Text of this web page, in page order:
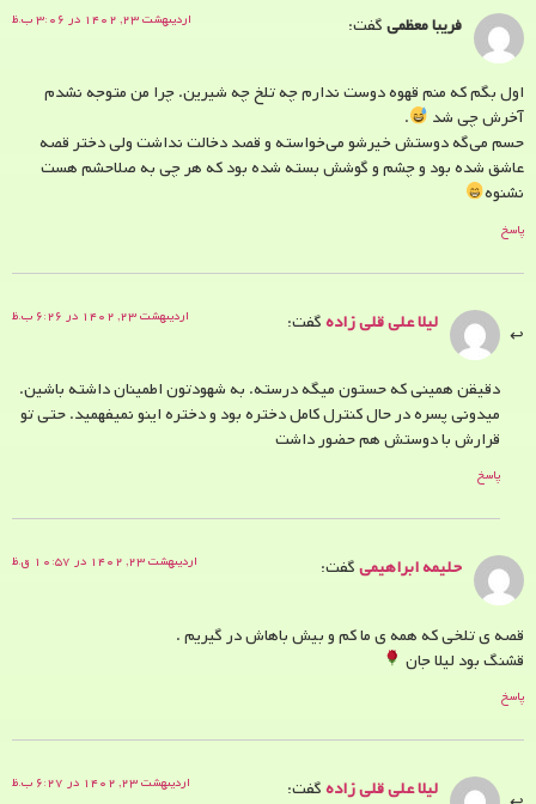
فریبا معظمیگفت: اردیبهشت ۲۳, ۱۴۰۲ در ۳:۰۶ ب.ظ
اول بگم که منم قهوه دوست ندارم چه تلخ چه شیرین. چرا من متوجه نشدم
آخرش چی شد
.
حسم می‌گه دوستش خیرشو می‌خواسته و قصد دخالت نداشت ولی دختر قصه
عاشق شده بود و چشم و گوشش بسته شده بود که هر چی به صلاحشم هست
نشنوه
پاسخ
لیلا علی قلی زادهگفت: اردیبهشت ۲۳, ۱۴۰۲ در ۶:۲۶ ب.ظ
دقیقن همینی که حستون میگه درسته. به شهودتون اطمینان داشته باشین.
میدونی پسره در حال کنترل کامل دختره بود و دختره اینو نمیفهمید. حتی تو
قرارش با دوستش هم حضور داشت
پاسخ
حلیمه ابراهیمیگفت: اردیبهشت ۲۳, ۱۴۰۲ در ۱۰:۵۷ ق.ظ
قصه ی تلخی که همه ی ما کم و بیش باهاش در گیریم .
قشنگ بود لیلا جان
پاسخ
لیلا علی قلی زادهگفت: اردیبهشت ۲۳, ۱۴۰۲ در ۶:۲۷ ب.ظ